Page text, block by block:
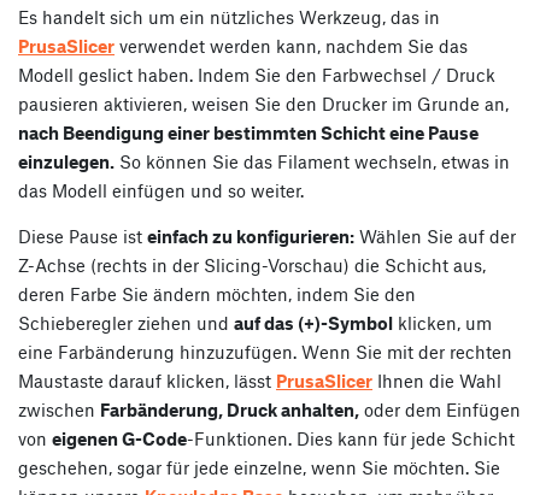
Es handelt sich um ein nützliches Werkzeug, das in
PrusaSlicer verwendet werden kann, nachdem Sie das
Modell geslict haben. Indem Sie den Farbwechsel / Druck
pausieren aktivieren, weisen Sie den Drucker im Grunde an,
nach Beendigung einer bestimmten Schicht eine Pause
einzulegen. So können Sie das Filament wechseln, etwas in
das Modell einfügen und so weiter.
Diese Pause ist einfach zu konfigurieren: Wählen Sie auf der
Z-Achse (rechts in der Slicing-Vorschau) die Schicht aus,
deren Farbe Sie ändern möchten, indem Sie den
Schieberegler ziehen und auf das (+)-Symbol klicken, um
eine Farbänderung hinzuzufügen. Wenn Sie mit der rechten
Maustaste darauf klicken, lässt PrusaSlicer Ihnen die Wahl
zwischen Farbänderung, Druck anhalten, oder dem Einfügen
von eigenen G-Code-Funktionen. Dies kann für jede Schicht
geschehen, sogar für jede einzelne, wenn Sie möchten. Sie